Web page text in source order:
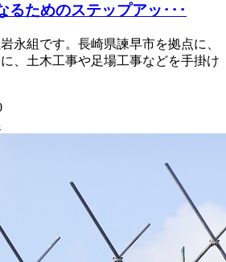
るためのステップアッ･･･
永組です。長崎県諫早市を拠点に、
、土木工事や足場工事などを手掛け